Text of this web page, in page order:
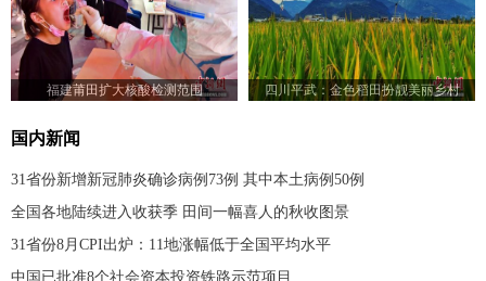
福建莆田扩大核酸检测范围 四川平武：金色稻田扮靓美丽乡村
国内新闻
31省份新增新冠肺炎确诊病例73例 其中本土病例50例
全国各地陆续进入收获季 田间一幅喜人的秋收图景
31省份8月CPI出炉：11地涨幅低于全国平均水平
中国已批准8个社会资本投资铁路示范项目